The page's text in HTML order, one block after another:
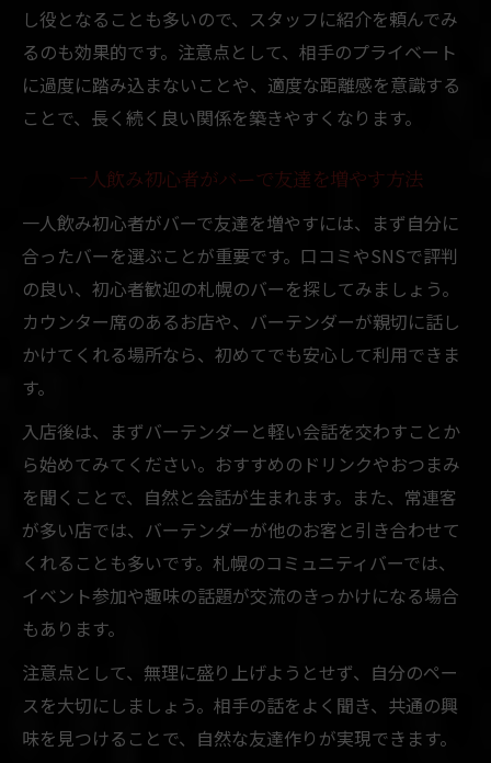
し役となることも多いので、スタッフに紹介を頼んでみ
るのも効果的です。注意点として、相手のプライベート
に過度に踏み込まないことや、適度な距離感を意識する
ことで、長く続く良い関係を築きやすくなります。
一人飲み初心者がバーで友達を増やす方法
一人飲み初心者がバーで友達を増やすには、まず自分に
合ったバーを選ぶことが重要です。口コミやSNSで評判
の良い、初心者歓迎の札幌のバーを探してみましょう。
カウンター席のあるお店や、バーテンダーが親切に話し
かけてくれる場所なら、初めてでも安心して利用できま
す。
入店後は、まずバーテンダーと軽い会話を交わすことか
ら始めてみてください。おすすめのドリンクやおつまみ
を聞くことで、自然と会話が生まれます。また、常連客
が多い店では、バーテンダーが他のお客と引き合わせて
くれることも多いです。札幌のコミュニティバーでは、
イベント参加や趣味の話題が交流のきっかけになる場合
もあります。
注意点として、無理に盛り上げようとせず、自分のペー
スを大切にしましょう。相手の話をよく聞き、共通の興
味を見つけることで、自然な友達作りが実現できます。